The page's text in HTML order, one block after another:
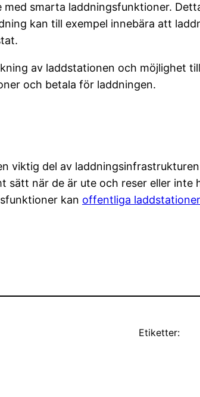
smarta laddningsfunktioner.
kan till exempel innebära att
av laddstationen och möjlighet
och betala för laddningen.
viktig del av
sätt när de är ute och reser eller
kan offentliga laddstationer
Etiketter: